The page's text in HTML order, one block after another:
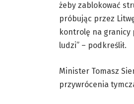
żeby zablokować
próbując przez
kontrolę na granicy
ludzi” – podkreślił.
Minister Tomasz
przywrócenia